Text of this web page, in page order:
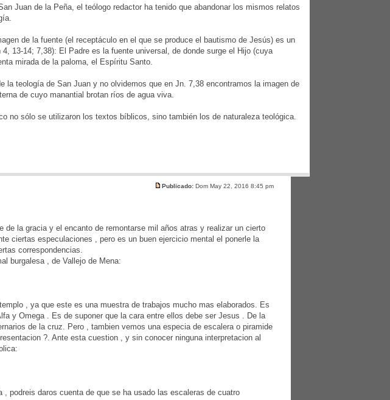
Juan de la Peña, el teólogo redactor ha tenido que abandonar los mismos relatos
de la fuente (el receptáculo en el que se produce el bautismo de Jesús) es un
13-14; 7,38): El Padre es la fuente universal, de donde surge el Hijo (cuya
mirada de la paloma, el Espíritu Santo.
la teología de San Juan y no olvidemos que en Jn. 7,38 encontramos la imagen de
de cuyo manantial brotan ríos de agua viva.
no sólo se utilizaron los textos bíblicos, sino también los de naturaleza teológica.
Publicado: Dom May 22, 2016 8:45 pm
la gracia y el encanto de remontarse mil años atras y realizar un cierto
ciertas especulaciones , pero es un buen ejercicio mental el ponerle la
correspondencias.
burgalesa , de Vallejo de Mena:
, ya que este es una muestra de trabajos mucho mas elaborados. Es
y Omega . Es de suponer que la cara entre ellos debe ser Jesus . De la
de la cruz. Pero , tambien vemos una especia de escalera o piramide
?. Ante esta cuestion , y sin conocer ninguna interpretacion al
podreis daros cuenta de que se ha usado las escaleras de cuatro